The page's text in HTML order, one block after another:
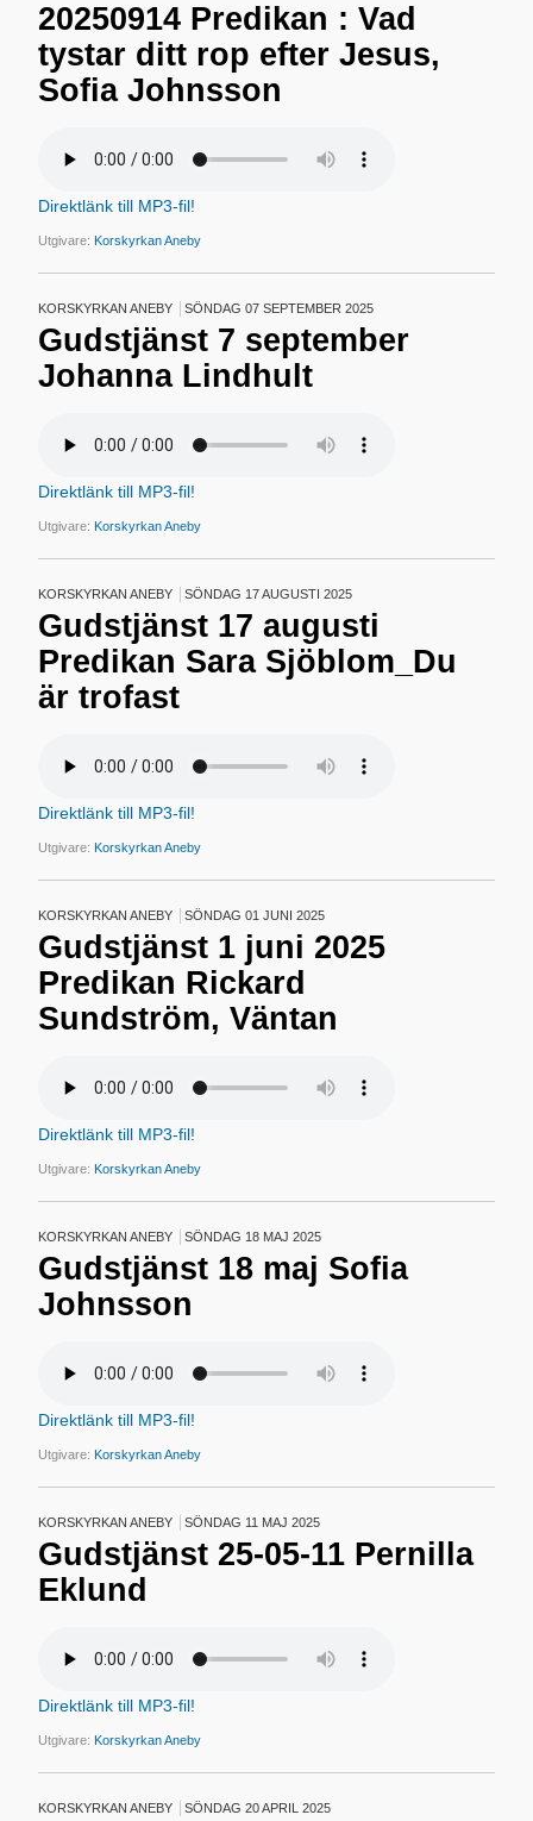
20250914 Predikan : Vad
tystar ditt rop efter Jesus,
Sofia Johnsson
Direktlänk till MP3-fil!
Utgivare:Korskyrkan Aneby
KORSKYRKAN ANEBY SÖNDAG 07 SEPTEMBER 2025
Gudstjänst 7 september
Johanna Lindhult
Direktlänk till MP3-fil!
Utgivare:Korskyrkan Aneby
KORSKYRKAN ANEBY SÖNDAG 17 AUGUSTI 2025
Gudstjänst 17 augusti
Predikan Sara Sjöblom_Du
är trofast
Direktlänk till MP3-fil!
Utgivare:Korskyrkan Aneby
KORSKYRKAN ANEBY SÖNDAG 01 JUNI 2025
Gudstjänst 1 juni 2025
Predikan Rickard
Sundström, Väntan
Direktlänk till MP3-fil!
Utgivare:Korskyrkan Aneby
KORSKYRKAN ANEBY SÖNDAG 18 MAJ 2025
Gudstjänst 18 maj Sofia
Johnsson
Direktlänk till MP3-fil!
Utgivare:Korskyrkan Aneby
KORSKYRKAN ANEBY SÖNDAG 11 MAJ 2025
Gudstjänst 25-05-11 Pernilla
Eklund
Direktlänk till MP3-fil!
Utgivare:Korskyrkan Aneby
KORSKYRKAN ANEBY SÖNDAG 20 APRIL 2025